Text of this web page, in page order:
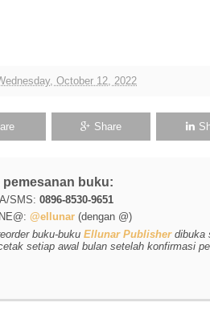
October 12, 2022
Share
pemesanan buku:
SMS:0896-8530-9651
@ellunar (dengan @)
buku-bukuEllunar Publisherdibuka
setiap awal bulan setelah konfirmasi